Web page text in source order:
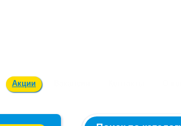
Акции